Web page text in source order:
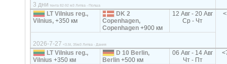
3 дни тента 82-92 м3 Литва - Полша
LT Vilnius reg.,
Vilnius,+350 км
DK 2
Copenhagen,
Copenhagen+900 км
12 Авг - 20 Авг
Ср - Чт
2026-7-27 <3.5t, 35м3 Литва - Дания
LT Vilnius reg.,
Vilnius+350 км
D 10 Berlin,
Berlin+500 км
06 Авг - 14 Авг
Чт - Пт